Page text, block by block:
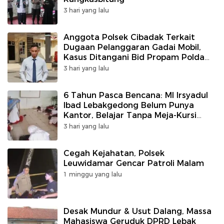
3 hari yang lalu
Anggota Polsek Cibadak Terkait
Dugaan Pelanggaran Gadai Mobil,
Kasus Ditangani Bid Propam Polda
Banten
3 hari yang lalu
6 Tahun Pasca Bencana: MI Irsyadul
Ibad Lebakgedong Belum Punya
Kantor, Belajar Tanpa Meja-Kursi
Layak
3 hari yang lalu
Cegah Kejahatan, Polsek
Leuwidamar Gencar Patroli Malam
1 minggu yang lalu
Desak Mundur & Usut Dalang, Massa
Mahasiswa Geruduk DPRD Lebak